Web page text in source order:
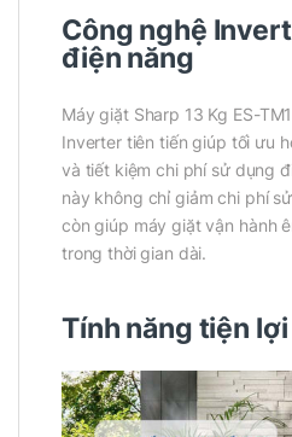
Công nghệ
điện năng
Máy giặt Sharp 13 Kg ES-
Inverter tiên tiến giúp tối ưu
và tiết kiệm chi phí sử dụng
này không chỉ giảm chi phí
còn giúp máy giặt vận hành
trong thời gian dài.
Tính năng tiện lợi